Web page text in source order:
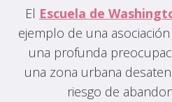
El Escuela de
ejemplo de una
una profunda
una zona urbana
riesgo de